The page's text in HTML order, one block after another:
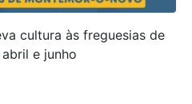
cultura às freguesias de
e junho